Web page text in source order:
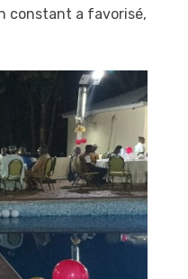
constant a favorisé,